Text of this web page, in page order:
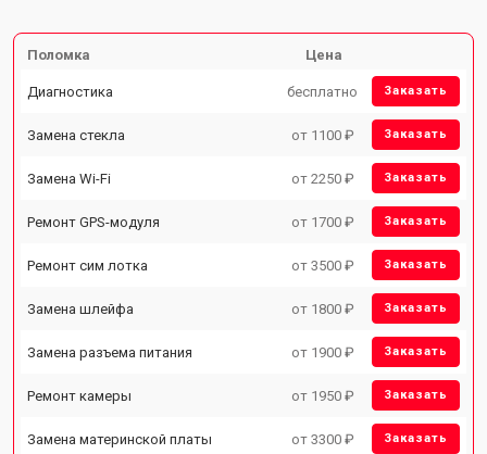
Поломка Цена
Диагностика бесплатно Заказать
Замена стекла от 1100 ₽ Заказать
Замена Wi-Fi от 2250 ₽ Заказать
Ремонт GPS-модуля от 1700 ₽ Заказать
Ремонт сим лотка от 3500 ₽ Заказать
Замена шлейфа от 1800 ₽ Заказать
Замена разъема питания от 1900 ₽ Заказать
Ремонт камеры от 1950 ₽ Заказать
Замена материнской платы от 3300 ₽ Заказать